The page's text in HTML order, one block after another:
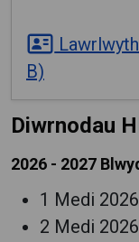
B)
Diwrnodau
2026 - 2027
1 Medi 2026
2 Medi 2026